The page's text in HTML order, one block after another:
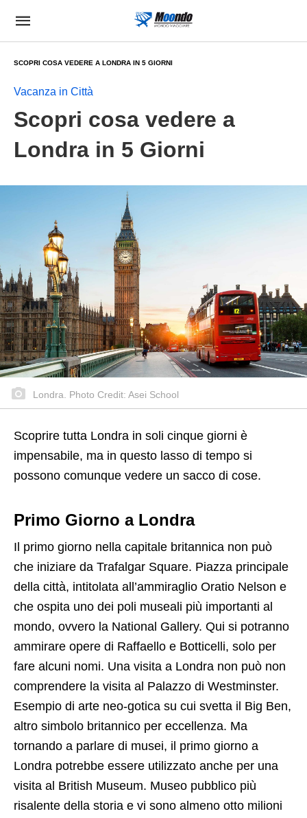
SCOPRI COSA VEDERE A LONDRA IN 5 GIORNI
Vacanza in Città
Scopri cosa vedere a
Londra in 5 Giorni
Londra. Photo Credit: Asei School
Scoprire tutta Londra in soli cinque giorni è
impensabile, ma in questo lasso di tempo si
possono comunque vedere un sacco di cose.
Primo Giorno a Londra
Il primo giorno nella capitale britannica non può
che iniziare da Trafalgar Square. Piazza principale
della città, intitolata all’ammiraglio Oratio Nelson e
che ospita uno dei poli museali più importanti al
mondo, ovvero la National Gallery. Qui si potranno
ammirare opere di Raffaello e Botticelli, solo per
fare alcuni nomi. Una visita a Londra non può non
comprendere la visita al Palazzo di Westminster.
Esempio di arte neo-gotica su cui svetta il Big Ben,
altro simbolo britannico per eccellenza. Ma
tornando a parlare di musei, il primo giorno a
Londra potrebbe essere utilizzato anche per una
visita al British Museum. Museo pubblico più
risalente della storia e vi sono almeno otto milioni